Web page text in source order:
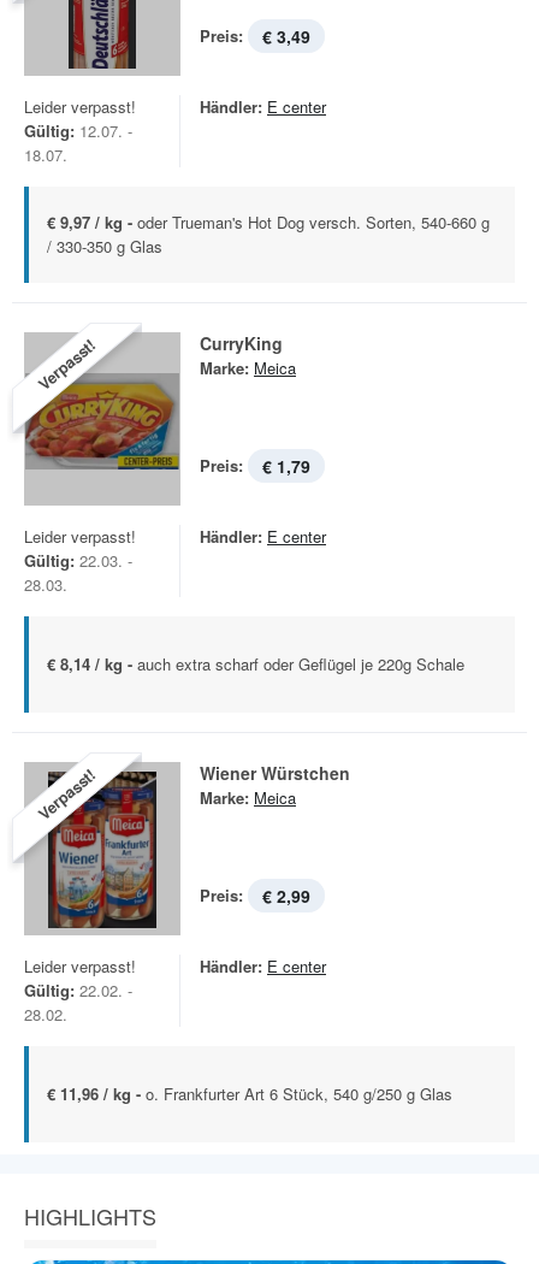
Preis: € 3,49
Leider verpasst!
Gültig: 12.07. -
18.07.
Händler: E center
€ 9,97 / kg - oder Trueman's Hot Dog versch. Sorten, 540-660 g
/ 330-350 g Glas
Verpasst! CurryKing
Marke: Meica
Preis: € 1,79
Leider verpasst!
Gültig: 22.03. -
28.03.
Händler: E center
€ 8,14 / kg - auch extra scharf oder Geflügel je 220g Schale
Verpasst! Wiener Würstchen
Marke: Meica
Preis: € 2,99
Leider verpasst!
Gültig: 22.02. -
28.02.
Händler: E center
€ 11,96 / kg - o. Frankfurter Art 6 Stück, 540 g/250 g Glas
HIGHLIGHTS